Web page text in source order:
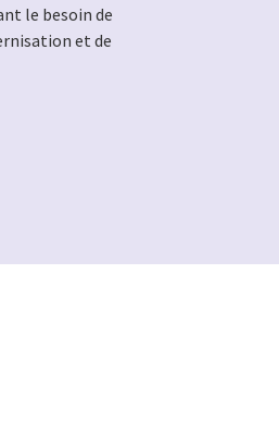
le besoin de
et de